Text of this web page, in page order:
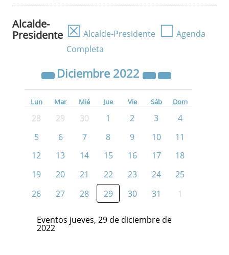
Alcalde-
Presidente ☒ Alcalde-Presidente ☐ Agenda
Completa
Diciembre 2022
Lun Mar Mié Jue Vie Sáb Dom
28 29 30 1 2 3
4
5
6 7 8 9 10
11
12
13 14 15 16 17
18
19
20 21 22 23 24
25
26
27 28 29 30 31 1
Eventos jueves, 29 de diciembre de
2022